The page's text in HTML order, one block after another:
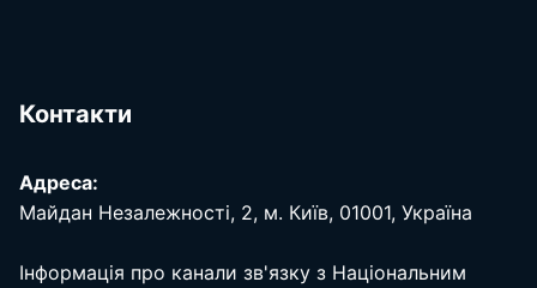
Контакти
Адреса:
Майдан Незалежності, 2, м. Київ, 01001, Україна
Інформація про канали зв'язку з Національним